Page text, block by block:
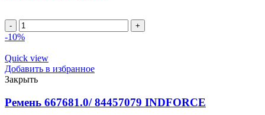
2HB
2670Lp/
(PCM
6201522)
ремень
многоручьевой
INDFORCE
Strongest
-10%
Quick view
Добавить в избранное
Закрыть
Ремень 667681.0/ 84457079 INDFORCE